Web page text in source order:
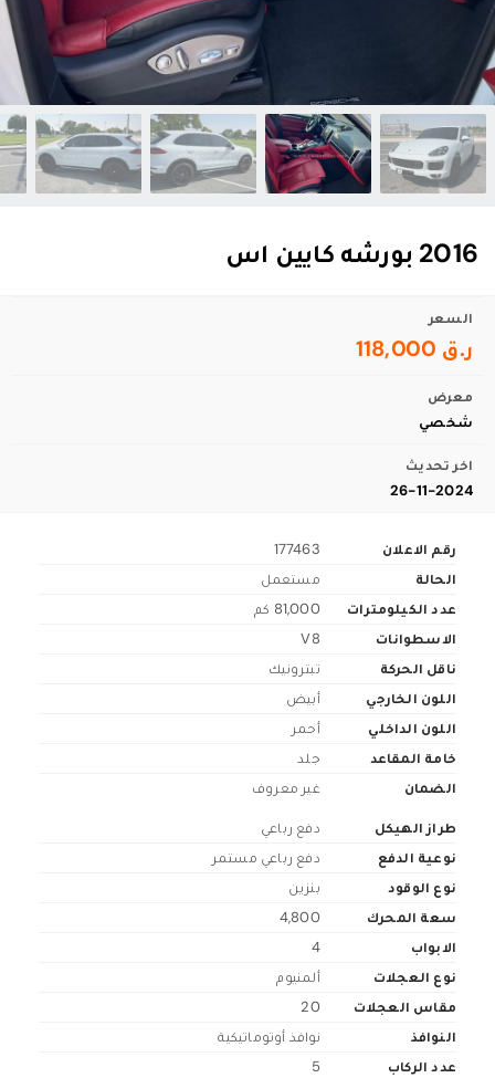
2016 بورشه كايين اس
السعر
ر.ق 118,000
معرض
شخصي
اخر تحديث
26-11-2024
رقم الاعلان
177463
الحالة
مستعمل
عدد الكيلومترات
81,000 كم
الاسطوانات
V8
ناقل الحركة
تبترونيك
اللون الخارجي
أبيض
اللون الداخلي
أحمر
خامة المقاعد
جلد
الضمان
غير معروف
طراز الهيكل
دفع رباعي
نوعية الدفع
دفع رباعي مستمر
نوع الوقود
بنزين
سعة المحرك
4,800
الابواب
4
نوع العجلات
ألمنيوم
مقاس العجلات
20
النوافذ
نوافذ أوتوماتيكية
عدد الركاب
5